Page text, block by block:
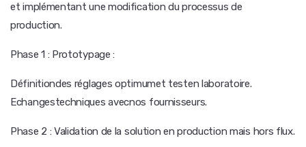
et implémentant une modification du processus de
production.
Phase 1 : Prototypage :
Définitiondes réglages optimumet testen laboratoire.
Echangestechniques avecnos fournisseurs.
Phase 2 : Validation de la solution en production mais hors flux.